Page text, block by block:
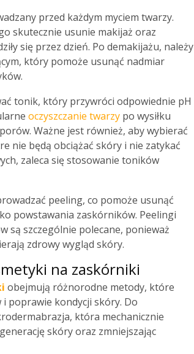
przed każdym myciem twarzy.
skutecznie usunie makijaż oraz
się przez dzień. Po demakijażu, należy
który pomoże usunąć nadmiar
tonik, który przywróci odpowiednie pH
oczyszczanie twarzy po wysiłku
Ważne jest również, aby wybierać
nie będą obciążać skóry i nie zatykać
zaleca się stosowanie toników
peeling, co pomoże usunąć
powstawania zaskórników. Peelingi
są szczególnie polecane, ponieważ
zdrowy wygląd skóry.
na zaskórniki
obejmują różnorodne metody, które
poprawie kondycji skóry. Do
która mechanicznie
skóry oraz zmniejszając